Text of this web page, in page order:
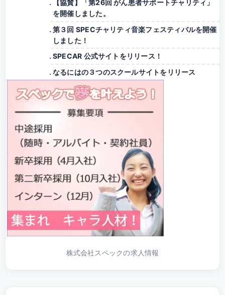
【協賛】「第26回 がん患者サポートチャリティ」
を開催しました。
第３回 SPECチャリティ音楽フェスティバルを開催
しました！
SPECAR 公式サイトをリリース！
なるにはの３つのスクールサイトをリリース
株式会社スペックの求人情報